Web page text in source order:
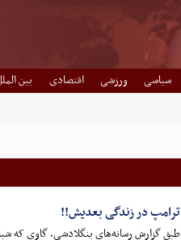
سیاسی ورزشی اقتصادی بین
ترامپ در زندگی بعدیش!!
طبق گزارش رسانه‌های بنگلادشی، گاوی که